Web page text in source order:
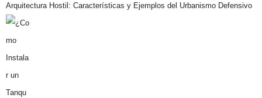
Arquitectura Hostil: Características y Ejemplos del Urbanismo Defensivo